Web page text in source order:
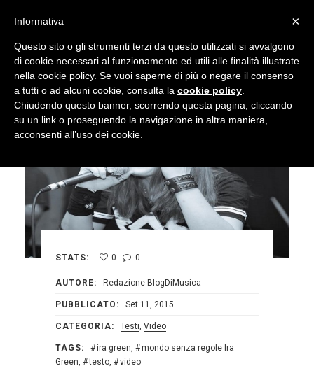
STATS: 0 0
AUTORE: Redazione BlogDiMusica
PUBBLICATO: Set 11, 2015
CATEGORIA: Testi, Video
TAGS: ira green,
mondo senza regole Ira
Green, testo, video
×
Informativa
Questo sito o gli strumenti terzi da questo utilizzati si avvalgono
di cookie necessari al funzionamento ed utili alle finalità illustrate
nella cookie policy. Se vuoi saperne di più o negare il consenso
a tutti o ad alcuni cookie, consulta la cookie policy
Chiudendo questo banner, scorrendo questa pagina, cliccando
su un link o proseguendo la navigazione in altra maniera,
acconsenti all’uso dei cookie.